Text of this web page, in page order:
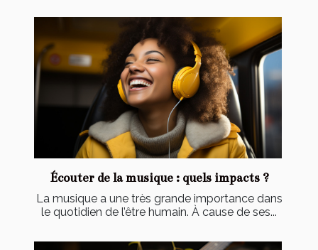
Écouter de la musique : quels impacts ?
La musique a une très grande importance dans
le quotidien de l’être humain. À cause de ses...